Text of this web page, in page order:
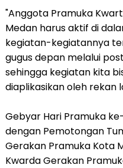
"Anggota Pramuka
Medan harus aktif di
kegiatan-kegiatannya
gugus depan melalui
sehingga kegiatan kita
diaplikasikan oleh rekan
Gebyar Hari Pramuka
dengan Pemotongan
Gerakan Pramuka Kota
Kwarda Gerakan